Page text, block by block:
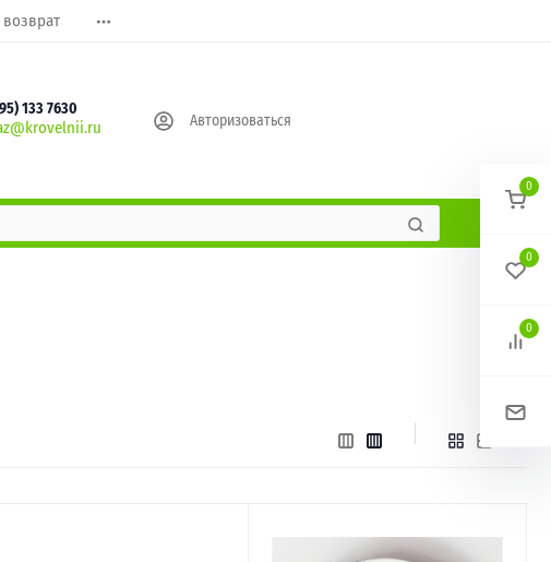
133 7630
Авторизоваться
0
0
0